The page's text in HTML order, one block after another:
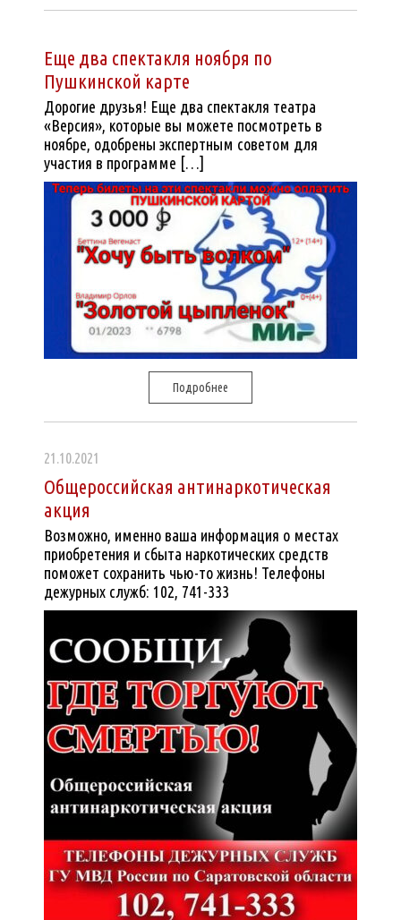
Еще два спектакля ноября по
Пушкинской карте
Дорогие друзья! Еще два спектакля театра
«Версия», которые вы можете посмотреть в
ноябре, одобрены экспертным советом для
участия в программе […]
Подробнее
21.10.2021
Общероссийская антинаркотическая
акция
Возможно, именно ваша информация о местах
приобретения и сбыта наркотических средств
поможет сохранить чью-то жизнь! Телефоны
дежурных служб: 102, 741-333